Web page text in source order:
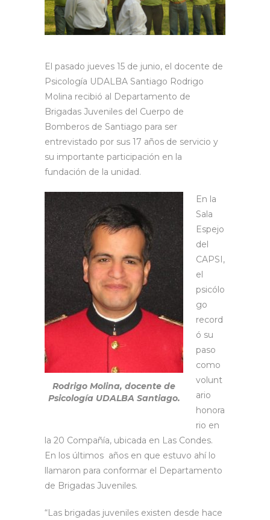
El pasado jueves 15 de junio, el docente de
Psicología UDALBA Santiago Rodrigo
Molina recibió al Departamento de
Brigadas Juveniles del Cuerpo de
Bomberos de Santiago para ser
entrevistado por sus 17 años de servicio y
su importante participación en la
fundación de la unidad.
Rodrigo Molina, docente de
Psicología UDALBA Santiago.
En la
Sala
Espejo
del
CAPSI,
el
psicólo
go
record
ó su
paso
como
volunt
ario
honora
rio en
la 20 Compañía, ubicada en Las Condes.
En los últimos años en que estuvo ahí lo
llamaron para conformar el Departamento
de Brigadas Juveniles.
“Las brigadas juveniles existen desde hace